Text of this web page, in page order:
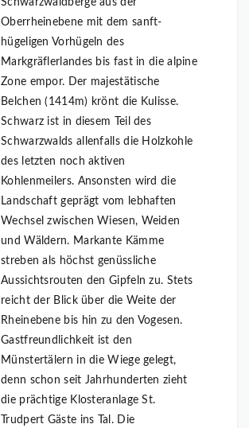
Schwarzwaldberge aus der
Oberrheinebene mit dem sanft-
hügeligen Vorhügeln des
Markgräflerlandes bis fast in die alpine
Zone empor. Der majestätische
Belchen (1414m) krönt die Kulisse.
Schwarz ist in diesem Teil des
Schwarzwalds allenfalls die Holzkohle
des letzten noch aktiven
Kohlenmeilers. Ansonsten wird die
Landschaft geprägt vom lebhaften
Wechsel zwischen Wiesen, Weiden
und Wäldern. Markante Kämme
streben als höchst genüssliche
Aussichtsrouten den Gipfeln zu. Stets
reicht der Blick über die Weite der
Rheinebene bis hin zu den Vogesen.
Gastfreundlichkeit ist den
Münstertälern in die Wiege gelegt,
denn schon seit Jahrhunderten zieht
die prächtige Klosteranlage St.
Trudpert Gäste ins Tal. Die